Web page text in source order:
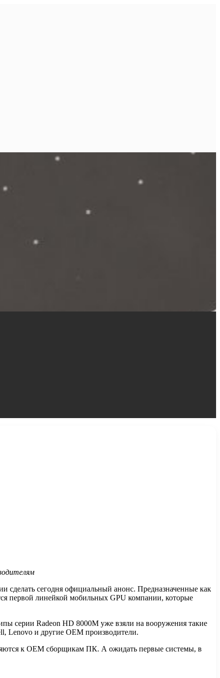
сделать сегодня официальный анонс. Предназначенные как
первой линейкой мобильных GPU компании, которые
серии Radeon HD 8000M уже взяли на вооружения такие
Lenovo и другие OEM производители.
к OEM сборщикам ПК. А ожидать первые системы, в